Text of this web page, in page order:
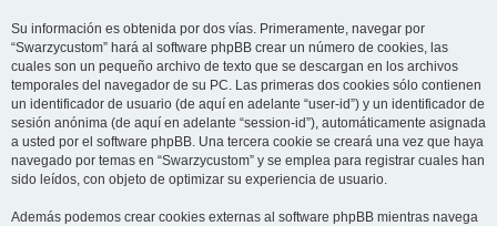
Su información es obtenida por dos vías. Primeramente, navegar por
“Swarzycustom” hará al software phpBB crear un número de cookies, las
cuales son un pequeño archivo de texto que se descargan en los archivos
temporales del navegador de su PC. Las primeras dos cookies sólo contienen
un identificador de usuario (de aquí en adelante “user-id”) y un identificador de
sesión anónima (de aquí en adelante “session-id”), automáticamente asignada
a usted por el software phpBB. Una tercera cookie se creará una vez que haya
navegado por temas en “Swarzycustom” y se emplea para registrar cuales han
sido leídos, con objeto de optimizar su experiencia de usuario.
Además podemos crear cookies externas al software phpBB mientras navega